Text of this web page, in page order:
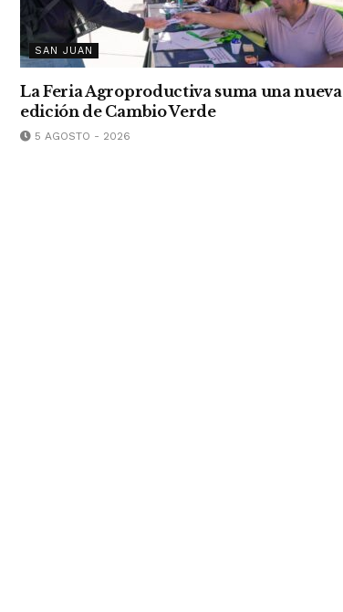
SAN JUAN
La Feria Agroproductiva suma una nueva
edición de Cambio Verde
5 AGOSTO - 2026